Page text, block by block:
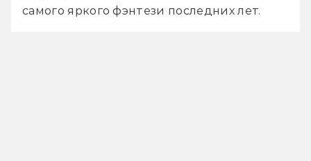
самого яркого фэнтези последних лет.